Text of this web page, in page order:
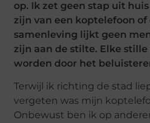
op. Ik zet geen stap uit
zijn van een koptelefoon
samenleving lijkt geen
zijn aan de stilte. Elke
worden door het
Terwijl ik richting de stad
vergeten was mijn
Onbewust ben ik op